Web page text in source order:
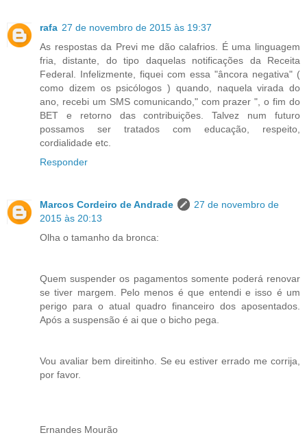
rafa 27 de novembro de 2015 às 19:37
As respostas da Previ me dão calafrios. É uma linguagem
fria, distante, do tipo daquelas notificações da Receita
Federal. Infelizmente, fiquei com essa "âncora negativa" (
como dizem os psicólogos ) quando, naquela virada do
ano, recebi um SMS comunicando," com prazer ", o fim do
BET e retorno das contribuições. Talvez num futuro
possamos ser tratados com educação, respeito,
cordialidade etc.
Responder
Marcos Cordeiro de Andrade
27 de novembro de
2015 às 20:13
Olha o tamanho da bronca:
Quem suspender os pagamentos somente poderá renovar
se tiver margem. Pelo menos é que entendi e isso é um
perigo para o atual quadro financeiro dos aposentados.
Após a suspensão é ai que o bicho pega.
Vou avaliar bem direitinho. Se eu estiver errado me corrija,
por favor.
Ernandes Mourão